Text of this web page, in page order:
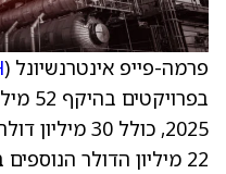
פרמה-פייפ אינטרנשיונל (
2025, כולל
22 מיליון הדולר